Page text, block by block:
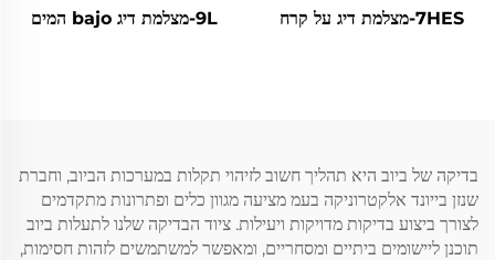
7HES-מצלמת דיג על קרח 9L-מצלמת דיג bajo המים
בדיקה של ביוב היא תהליך חשוב לזיהוי תקלות במערכות הביוב, וחברת
שנזן בייונד אלקטרוניקה בעמ מציעה מגוון כלים ופתרונות מתקדמים
לצורך ביצוע בדיקות מדויקות ויעילות. ציוד הבדיקה שלנו לתעלות ביוב
תוכנן ליישומים ביתיים ומסחריים, ומאפשר למשתמשים לזהות חסימות,